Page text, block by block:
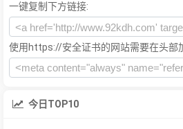
一键复制下方链接:
使用https://安全证书的网站需要在头部
今日TOP10